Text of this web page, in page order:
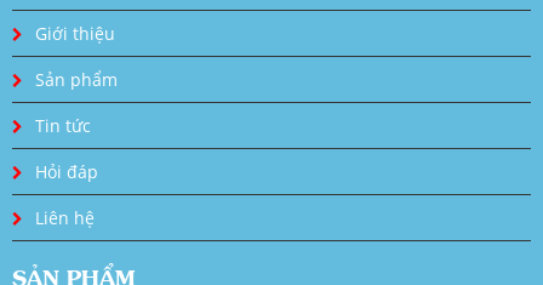
Giới thiệu
Sản phẩm
Tin tức
Hỏi đáp
Liên hệ
SẢN PHẨM